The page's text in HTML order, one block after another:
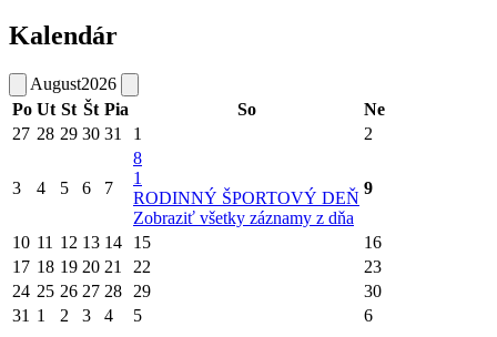
Kalendár
August2026
Po Ut St Št Pia So
Ne
27 28 29 30 31 1 2
3 4 5 6 7
8
1
RODINNÝ ŠPORTOVÝ DEŇ
Zobraziť všetky záznamy z dňa
9
10 11 12 13 14 15
16
17 18 19 20 21 22
23
24 25 26 27 28 29
30
31 1 2 3 4 5 6